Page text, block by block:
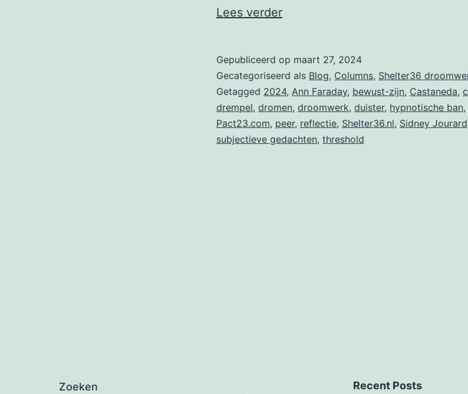
Lees verderColumn
een
peer
Gepubliceerd op maart 27, 2024
Gecategoriseerd als Blog, Columns, Shelter36
Getagged 2024, Ann Faraday, bewust-zijn, Castaneda,
drempel, dromen, droomwerk, duister, hypnotische ban,
Pact23.com, peer, reflectie, Shelter36.nl, Sidney Jourard
subjectieve gedachten, threshold
Zoeken Recent Posts